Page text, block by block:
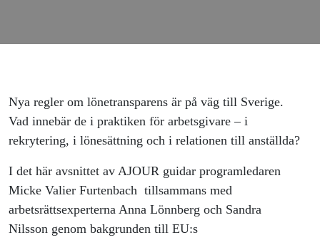
arbetsgivare
Nya regler om lönetransparens är på väg till Sverige.
Vad innebär de i praktiken för arbetsgivare – i
rekrytering, i lönesättning och i relationen till anställda?
I det här avsnittet av AJOUR guidar programledaren
Micke Valier Furtenbach tillsammans med
arbetsrättsexperterna Anna Lönnberg och Sandra
Nilsson genom bakgrunden till EU:s